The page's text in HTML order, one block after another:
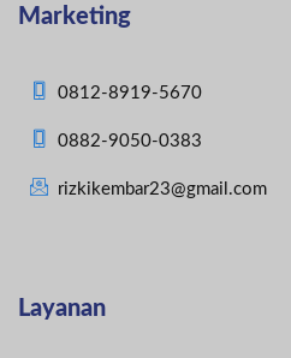
Marketing
0812-8919-5670
0882-9050-0383
rizkikembar23@gmail.com
Layanan